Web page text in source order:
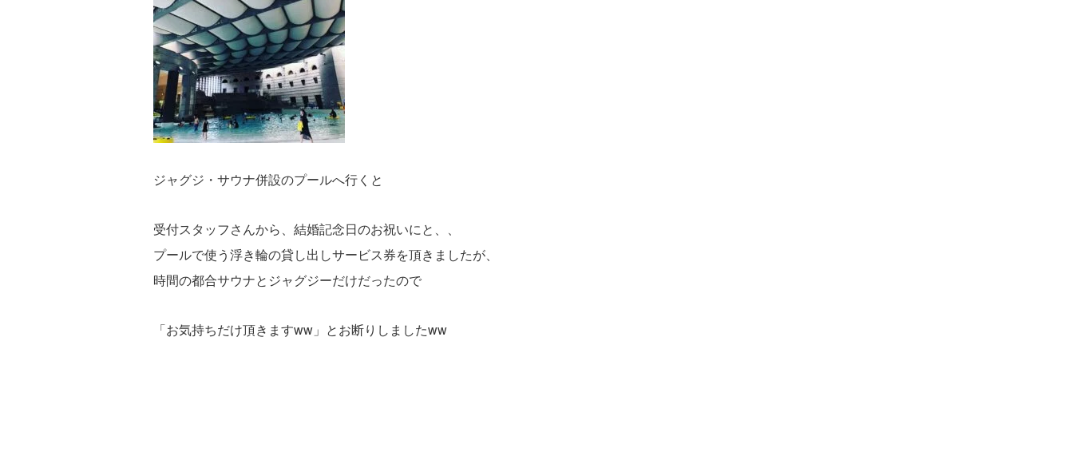
ジャグジ・サウナ併設のプールへ行くと
受付スタッフさんから、結婚記念日のお祝いにと、、
プールで使う浮き輪の貸し出しサービス券を頂きましたが、
時間の都合サウナとジャグジーだけだったので
「お気持ちだけ頂きますww」とお断りしましたww